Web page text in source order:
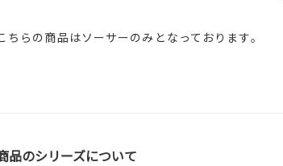
ちらの商品はソーサーのみとなっております。
品のシリーズについて